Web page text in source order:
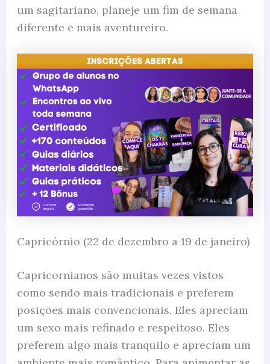
um sagitariano, planeje um fim de semana
diferente e mais aventureiro.
Capricórnio (22 de dezembro a 19 de janeiro)
Capricornianos são muitas vezes vistos
como sendo mais tradicionais e preferem
posições mais convencionais. Eles apreciam
um sexo mais refinado e respeitoso. Eles
preferem algo mais tranquilo e apreciam um